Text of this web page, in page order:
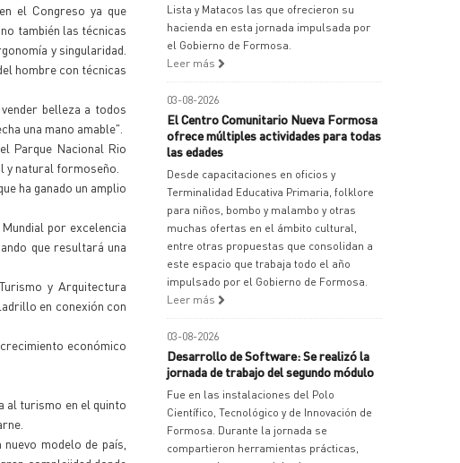
el Congreso ya que
también las técnicas
y singularidad.
hombre con técnicas
belleza a todos
una mano amable".
Parque Nacional Rio
y natural formoseño.
ha ganado un amplio
por excelencia
que resultará una
y Arquitectura
en conexión con
económico
al turismo en el quinto
modelo de país,
Lista y Matacos las que ofrecieron su
hacienda en esta jornada impulsada por
el Gobierno de Formosa.
Leer más
03-08-2026
El Centro Comunitario Nueva Formosa
ofrece múltiples actividades para todas
las edades
Desde capacitaciones en oficios y
Terminalidad Educativa Primaria, folklore
para niños, bombo y malambo y otras
muchas ofertas en el ámbito cultural,
entre otras propuestas que consolidan a
este espacio que trabaja todo el año
impulsado por el Gobierno de Formosa.
Leer más
03-08-2026
Desarrollo de Software: Se realizó la
jornada de trabajo del segundo módulo
Fue en las instalaciones del Polo
Científico, Tecnológico y de Innovación de
Formosa. Durante la jornada se
compartieron herramientas prácticas,